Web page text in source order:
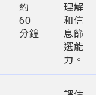
約
60
分鐘
理解
和信
息篩
選能
力。